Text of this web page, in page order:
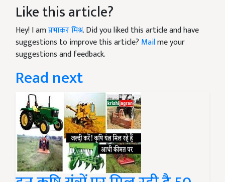
Like this article?
Hey! I amप्रभाकर मिश्र. Did you liked this article and have
suggestions to improve this article? Mailme your
suggestions and feedback.
Read next